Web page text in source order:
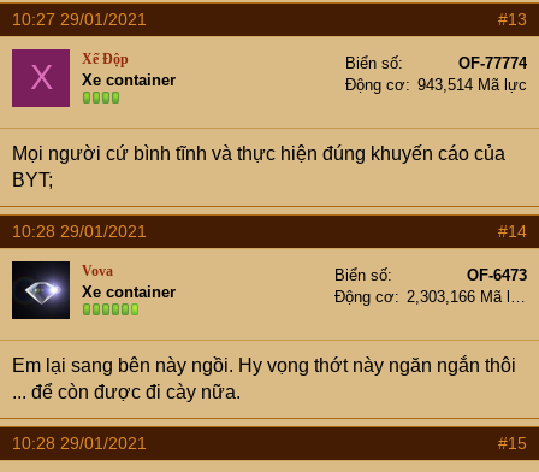
10:27 29/01/2021 #13
X Xế Độp
Xe container
Biển số
OF-77774
Động cơ
943,514 Mã lực
Mọi người cứ bình tĩnh và thực hiện đúng khuyến cáo của
BYT;
10:28 29/01/2021 #14
Vova
Xe container
Biển số
OF-6473
Động cơ
Em lại sang bên này ngồi. Hy vọng thớt này ngăn ngắn thôi
... để còn được đi cày nữa.
10:28 29/01/2021 #15